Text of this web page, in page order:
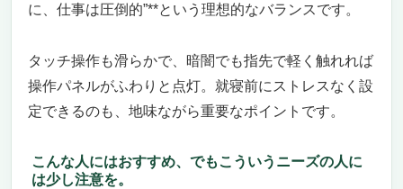
に、仕事は圧倒的”**という理想的なバランスです。
タッチ操作も滑らかで、暗闇でも指先で軽く触れれば
操作パネルがふわりと点灯。就寝前にストレスなく設
定できるのも、地味ながら重要なポイントです。
こんな人にはおすすめ、でもこういうニーズの人に
は少し注意を。